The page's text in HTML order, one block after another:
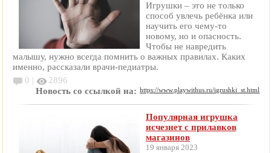
Игрушки – это не только
способ увлечь ребёнка или
научить его чему-то
новому, но и опасность.
Чтобы не навредить
малышу, нужно всегда помнить о важных правилах. Каких
именно, рассказали врачи-педиатры.
0 |
2896
Новость со ссылкой на: https://www.playwithus.ru/igrushki_st.html
Популярная игрушка
исчезнет с прилавков
магазинов
19 января 2023